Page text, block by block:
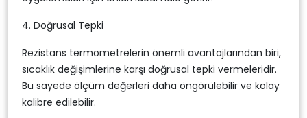
4. Doğrusal Tepki
Rezistans termometrelerin önemli avantajlarından biri,
sıcaklık değişimlerine karşı doğrusal tepki vermeleridir.
Bu sayede ölçüm değerleri daha öngörülebilir ve kolay
kalibre edilebilir.